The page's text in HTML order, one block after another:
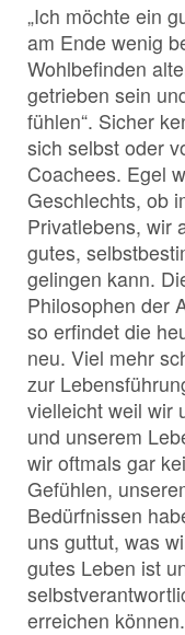
„Ich möchte ein
am Ende wenig
Wohlbefinden
getrieben sein
fühlen“. Sicher
sich selbst oder
Coachees. Egel
Geschlechts, ob
Privatlebens, wir
gutes,
gelingen kann.
Philosophen der
so erfindet die
neu. Viel mehr
zur
vielleicht weil wir
und unserem
wir oftmals gar
Gefühlen,
Bedürfnissen
uns guttut, was
gutes Leben ist
erreichen können.